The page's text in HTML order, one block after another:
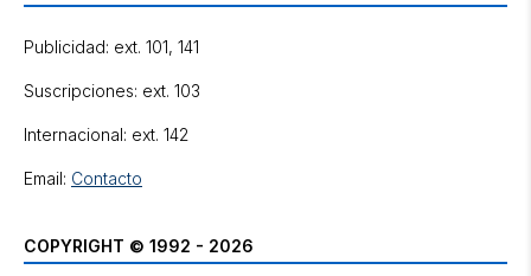
Publicidad: ext. 101, 141
Suscripciones: ext. 103
Internacional: ext. 142
Email: Contacto
COPYRIGHT © 1992 - 2026